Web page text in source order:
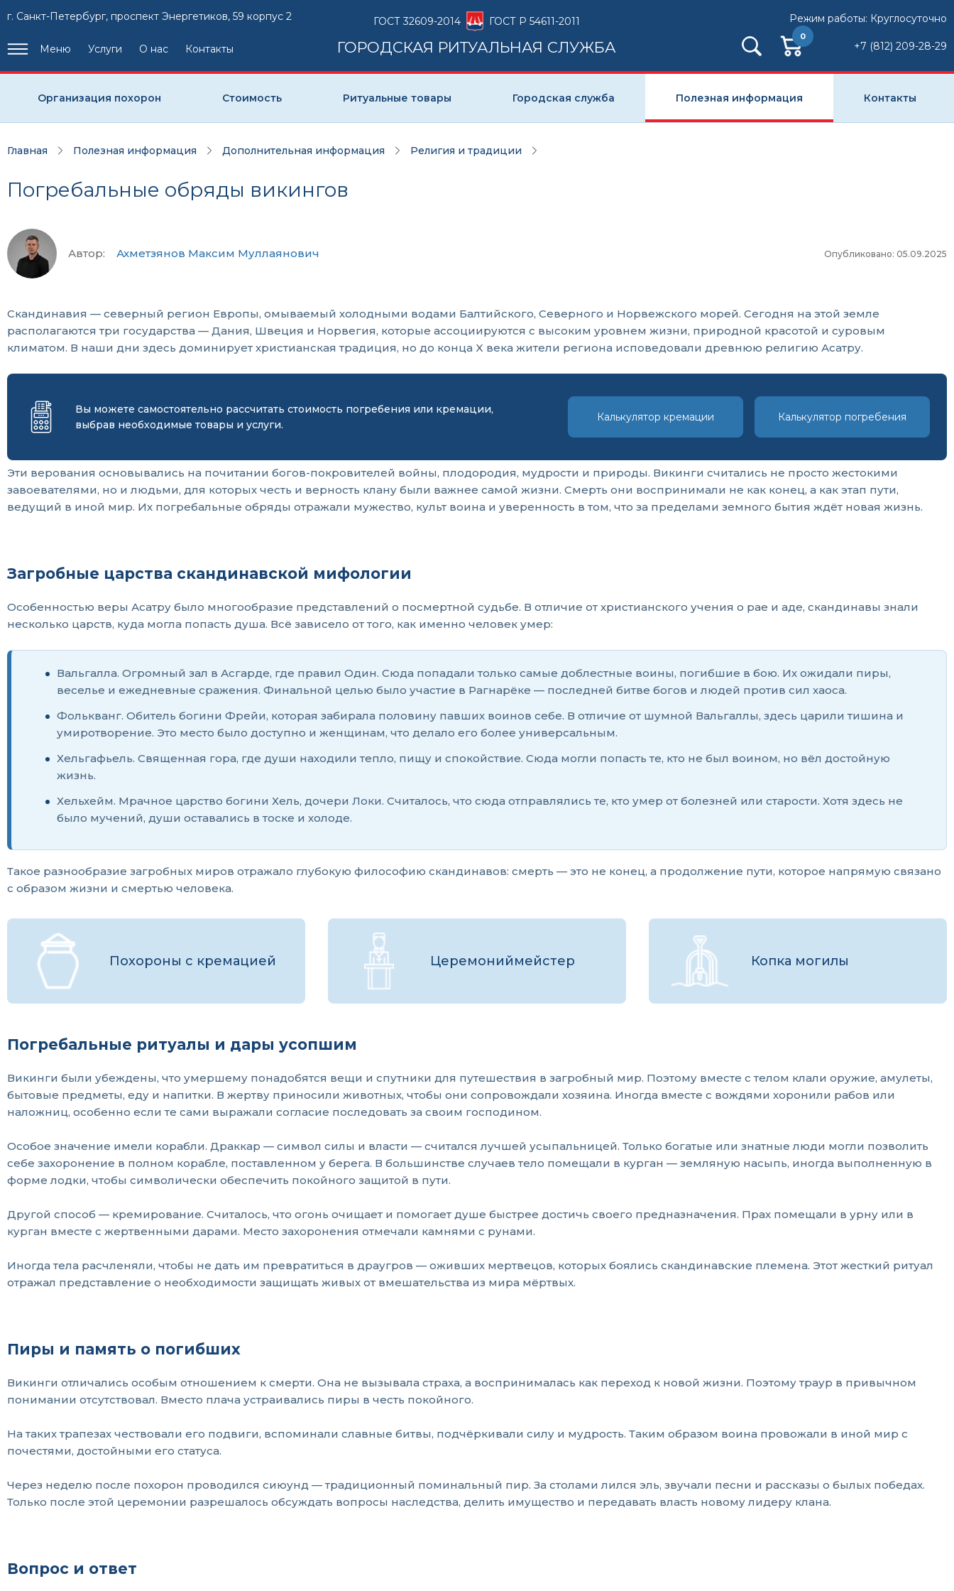
г. Санкт-Петербург, проспект Энергетиков, 59 корпус 2
Меню Услуги О нас Контакты
ГОСТ 32609-2014 ГОСТ Р 54611-2011
ГОРОДСКАЯ РИТУАЛЬНАЯ СЛУЖБА
Режим работы: Круглосуточно
0
+7 (812) 209-28-29
Организация похорон Стоимость Ритуальные товары Городская служба Полезная информация Контакты
Главная Полезная информация Дополнительная информация Религия и традиции
Погребальные обряды викингов
Автор: Ахметзянов Максим Муллаянович Опубликовано: 05.09.2025
Скандинавия — северный регион Европы, омываемый холодными водами Балтийского, Северного и Норвежского морей. Сегодня на этой земле
располагаются три государства — Дания, Швеция и Норвегия, которые ассоциируются с высоким уровнем жизни, природной красотой и суровым
климатом. В наши дни здесь доминирует христианская традиция, но до конца X века жители региона исповедовали древнюю религию Асатру.
Вы можете самостоятельно рассчитать стоимость погребения или кремации,
выбрав необходимые товары и услуги.
Калькулятор кремации Калькулятор погребения
Эти верования основывались на почитании богов-покровителей войны, плодородия, мудрости и природы. Викинги считались не просто жестокими
завоевателями, но и людьми, для которых честь и верность клану были важнее самой жизни. Смерть они воспринимали не как конец, а как этап пути,
ведущий в иной мир. Их погребальные обряды отражали мужество, культ воина и уверенность в том, что за пределами земного бытия ждёт новая жизнь.
Загробные царства скандинавской мифологии
Особенностью веры Асатру было многообразие представлений о посмертной судьбе. В отличие от христианского учения о рае и аде, скандинавы знали
несколько царств, куда могла попасть душа. Всё зависело от того, как именно человек умер:
Вальгалла. Огромный зал в Асгарде, где правил Один. Сюда попадали только самые доблестные воины, погибшие в бою. Их ожидали пиры,
веселье и ежедневные сражения. Финальной целью было участие в Рагнарёке — последней битве богов и людей против сил хаоса.
Фолькванг. Обитель богини Фрейи, которая забирала половину павших воинов себе. В отличие от шумной Вальгаллы, здесь царили тишина и
умиротворение. Это место было доступно и женщинам, что делало его более универсальным.
Хельгафьель. Священная гора, где души находили тепло, пищу и спокойствие. Сюда могли попасть те, кто не был воином, но вёл достойную
жизнь.
Хельхейм. Мрачное царство богини Хель, дочери Локи. Считалось, что сюда отправлялись те, кто умер от болезней или старости. Хотя здесь не
было мучений, души оставались в тоске и холоде.
Такое разнообразие загробных миров отражало глубокую философию скандинавов: смерть — это не конец, а продолжение пути, которое напрямую связано
с образом жизни и смертью человека.
Похороны с кремацией Церемониймейстер Копка могилы
Погребальные ритуалы и дары усопшим
Викинги были убеждены, что умершему понадобятся вещи и спутники для путешествия в загробный мир. Поэтому вместе с телом клали оружие, амулеты,
бытовые предметы, еду и напитки. В жертву приносили животных, чтобы они сопровождали хозяина. Иногда вместе с вождями хоронили рабов или
наложниц, особенно если те сами выражали согласие последовать за своим господином.
Особое значение имели корабли. Драккар — символ силы и власти — считался лучшей усыпальницей. Только богатые или знатные люди могли позволить
себе захоронение в полном корабле, поставленном у берега. В большинстве случаев тело помещали в курган — земляную насыпь, иногда выполненную в
форме лодки, чтобы символически обеспечить покойного защитой в пути.
Другой способ — кремирование. Считалось, что огонь очищает и помогает душе быстрее достичь своего предназначения. Прах помещали в урну или в
курган вместе с жертвенными дарами. Место захоронения отмечали камнями с рунами.
Иногда тела расчленяли, чтобы не дать им превратиться в драугров — оживших мертвецов, которых боялись скандинавские племена. Этот жесткий ритуал
отражал представление о необходимости защищать живых от вмешательства из мира мёртвых.
Пиры и память о погибших
Викинги отличались особым отношением к смерти. Она не вызывала страха, а воспринималась как переход к новой жизни. Поэтому траур в привычном
понимании отсутствовал. Вместо плача устраивались пиры в честь покойного.
На таких трапезах чествовали его подвиги, вспоминали славные битвы, подчёркивали силу и мудрость. Таким образом воина провожали в иной мир с
почестями, достойными его статуса.
Через неделю после похорон проводился сиюунд — традиционный поминальный пир. За столами лился эль, звучали песни и рассказы о былых победах.
Только после этой церемонии разрешалось обсуждать вопросы наследства, делить имущество и передавать власть новому лидеру клана.
Вопрос и ответ